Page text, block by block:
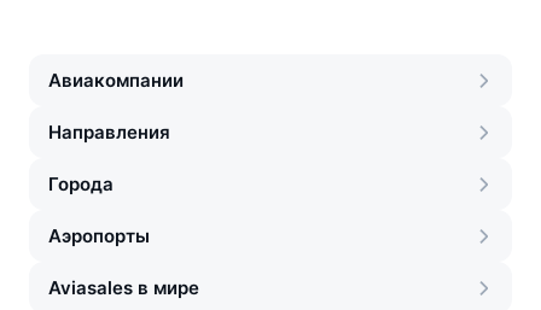
Авиакомпании
Направления
Города
Аэропорты
Aviasales в мире